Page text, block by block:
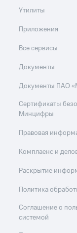
Утилиты
Приложения
Все сервисы
Документы
Документы ПАО
Сертификаты
Минцифры
Правовая
Комплаенс и
Раскрытие
Политика
Соглашение о
системой